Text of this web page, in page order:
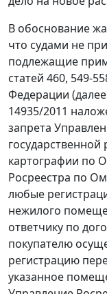
В обоснование
что судами не
подлежащие
статей 460, 549-
Федерации
14935/2011
запрета
государственной
картографии по
Росреестра по
любые
нежилого
ответчику по
покупателю
регистрацию
указанное